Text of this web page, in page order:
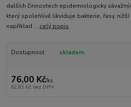
dalších činnostech epidemiologicky
který spolehlivě likviduje bakterie, řasy, nižší
například ... celý popis
Dostupnost skladem
76,00 Kč/ks
62,81 Kč bez DPH